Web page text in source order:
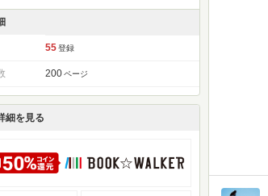
55 登録
200 ページ
細を見る